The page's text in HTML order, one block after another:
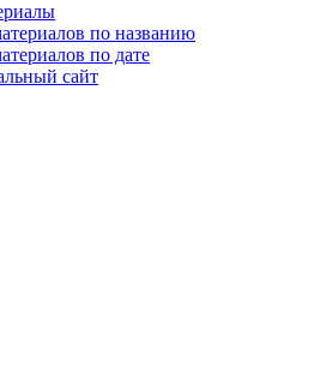
по названию
по дате
сайт